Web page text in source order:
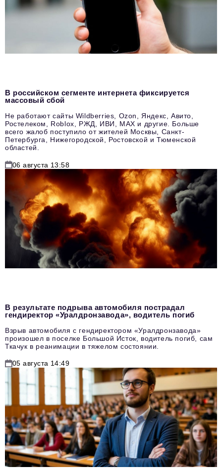
В российском сегменте интернета фиксируется
массовый сбой
Не работают сайты Wildberries, Ozon, Яндекс, Авито,
Ростелеком, Roblox, РЖД, ИВИ, MAX и другие. Больше
всего жалоб поступило от жителей Москвы, Санкт-
Петербурга, Нижегородской, Ростовской и Тюменской
областей.
06 августа 13:58
В результате подрыва автомобиля пострадал
гендиректор «Уралдронзавода», водитель погиб
Взрыв автомобиля с гендиректором «Уралдронзавода»
произошел в поселке Большой Исток, водитель погиб, сам
Ткачук в реанимации в тяжелом состоянии.
05 августа 14:49